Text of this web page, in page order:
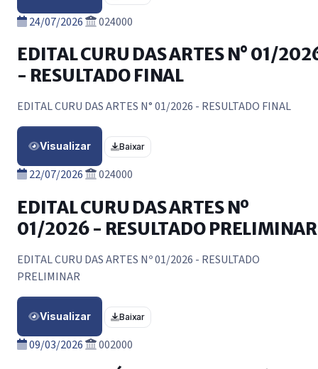
24/07/2026 024000
EDITAL CURU DAS ARTES N° 01/
- RESULTADO FINAL
EDITAL CURU DAS ARTES N° 01/2026 - RESULTADO FINAL
Visualizar Baixar
22/07/2026 024000
EDITAL CURU DAS ARTES Nº
01/2026 - RESULTADO PRELIMINAR
EDITAL CURU DAS ARTES Nº 01/2026 - RESULTADO
PRELIMINAR
Visualizar Baixar
09/03/2026 002000